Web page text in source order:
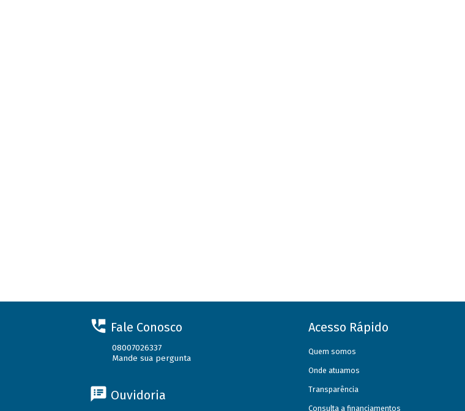
Fale Conosco
08007026337
Mande sua pergunta
Ouvidoria
Acesso Rápido
Quem somos
Onde atuamos
Transparência
Consulta a financiamentos